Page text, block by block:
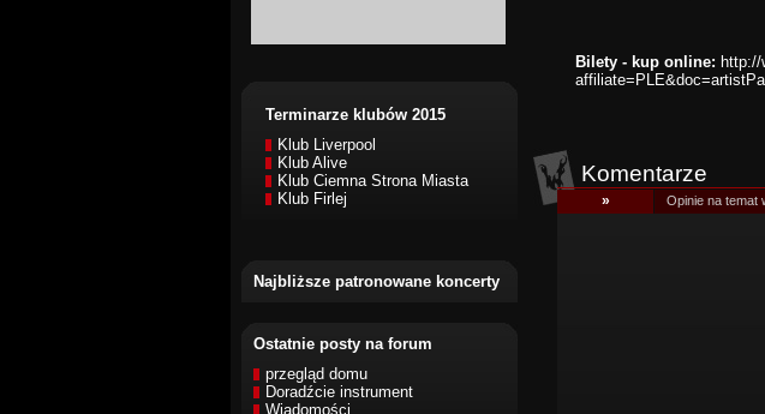
Terminarze klubów 2015
Klub Liverpool
Klub Alive
Klub Ciemna Strona Miasta
Klub Firlej
Najbliższe patronowane koncerty
Ostatnie posty na forum
przegląd domu
Doradźcie instrument
Wiadomości
Bilety - kup online:
Komentarze
» Opinie na temat